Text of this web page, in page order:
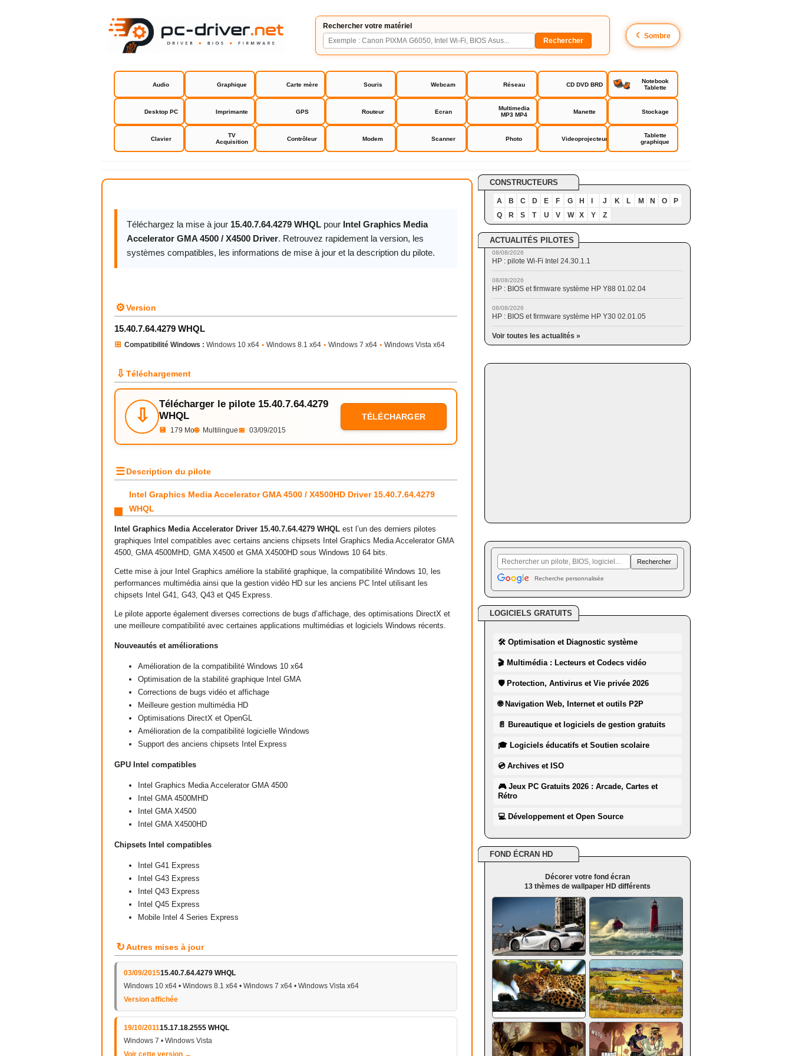
Rechercher votre matériel
☾ Sombre
Audio Graphique Carte mère Souris Webcam Réseau CD DVD BRD
Notebook
Tablette
Desktop PC Imprimante GPS Routeur Ecran
Multimedia
MP3 MP4
Manette Stockage
Clavier
TV
Acquisition
Contrôleur Modem Scanner Photo Videoprojecteur
Tablette
graphique
Intel Graphics Media Accelerator GMA 4500 / X4500 Driver
Téléchargez la mise à jour 15.40.7.64.4279 WHQL pour Intel Graphics Media
Accelerator GMA 4500 / X4500 Driver. Retrouvez rapidement la version, les
systèmes compatibles, les informations de mise à jour et la description du pilote.
⚙Version
15.40.7.64.4279 WHQL
⊞ Compatibilité Windows : Windows 10 x64 • Windows 8.1 x64 • Windows 7 x64 • Windows Vista x64
⇩ Téléchargement
⇩
Télécharger le pilote 15.40.7.64.4279
WHQL
💾 179 Mo🌐 Multilingue📅 03/09/2015
TÉLÉCHARGER
☰Description du pilote
Intel Graphics Media Accelerator GMA 4500 / X4500HD Driver 15.40.7.64.4279
WHQL
Intel Graphics Media Accelerator Driver 15.40.7.64.4279 WHQL est l’un des derniers pilotes
graphiques Intel compatibles avec certains anciens chipsets Intel Graphics Media Accelerator GMA
4500, GMA 4500MHD, GMA X4500 et GMA X4500HD sous Windows 10 64 bits.
Cette mise à jour Intel Graphics améliore la stabilité graphique, la compatibilité Windows 10, les
performances multimédia ainsi que la gestion vidéo HD sur les anciens PC Intel utilisant les
chipsets Intel G41, G43, Q43 et Q45 Express.
Le pilote apporte également diverses corrections de bugs d’affichage, des optimisations DirectX et
une meilleure compatibilité avec certaines applications multimédias et logiciels Windows récents.
Nouveautés et améliorations
Amélioration de la compatibilité Windows 10 x64
Optimisation de la stabilité graphique Intel GMA
Corrections de bugs vidéo et affichage
Meilleure gestion multimédia HD
Optimisations DirectX et OpenGL
Amélioration de la compatibilité logicielle Windows
Support des anciens chipsets Intel Express
GPU Intel compatibles
Intel Graphics Media Accelerator GMA 4500
Intel GMA 4500MHD
Intel GMA X4500
Intel GMA X4500HD
Chipsets Intel compatibles
Intel G41 Express
Intel G43 Express
Intel Q43 Express
Intel Q45 Express
Mobile Intel 4 Series Express
↻Autres mises à jour
03/09/201515.40.7.64.4279 WHQL
Windows 10 x64 • Windows 8.1 x64 • Windows 7 x64 • Windows Vista x64
Version affichée
19/10/201115.17.18.2555 WHQL
Windows 7 • Windows Vista
Voir cette version →
CONSTRUCTEURS
A B C D E F G H J K L M N O
P
Q
R S T U V W X Y Z
ACTUALITÉS PILOTES
08/08/2026
HP : pilote Wi-Fi Intel 24.30.1.1
08/08/2026
HP : BIOS et firmware système HP Y88 01.02.04
08/08/2026
HP : BIOS et firmware système HP Y30 02.01.05
Voir toutes les actualités »
Recherche personnalisée
LOGICIELS GRATUITS
🛠 Optimisation et Diagnostic système
🎬 Multimédia : Lecteurs et Codecs vidéo
🛡 Protection, Antivirus et Vie privée 2026
🌐 Navigation Web, Internet et outils P2P
📄 Bureautique et logiciels de gestion gratuits
🎓 Logiciels éducatifs et Soutien scolaire
💿 Archives et ISO
🎮 Jeux PC Gratuits 2026 : Arcade, Cartes et
Rétro
💻 Développement et Open Source
FOND ÉCRAN HD
Décorer votre fond écran
13 thèmes de wallpaper HD différents